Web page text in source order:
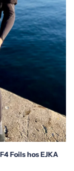
Foils hos EJKA